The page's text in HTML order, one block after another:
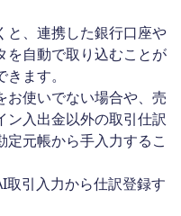
と、連携した銀行口座や
を自動で取り込むことが
ます。
お使いでない場合や、売
ン入出金以外の取引仕訳
元帳から手入力するこ
引入力から仕訳登録す